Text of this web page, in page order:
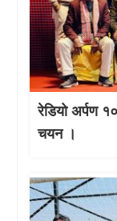
रेडियो अर्पण
चयन ।